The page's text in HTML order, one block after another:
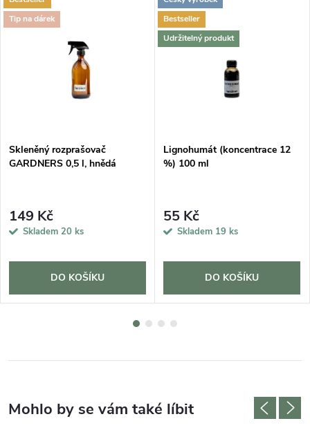
Tip na dárek
Skleněný rozprašovač
GARDNERS 0,5 l, hnědá
149 Kč
Skladem 20 ks
DO KOŠÍKU
Bestseller
Udržitelný produkt
Lignohumát (koncentrace 12
%) 100 ml
55 Kč
Skladem 19 ks
DO KOŠÍKU